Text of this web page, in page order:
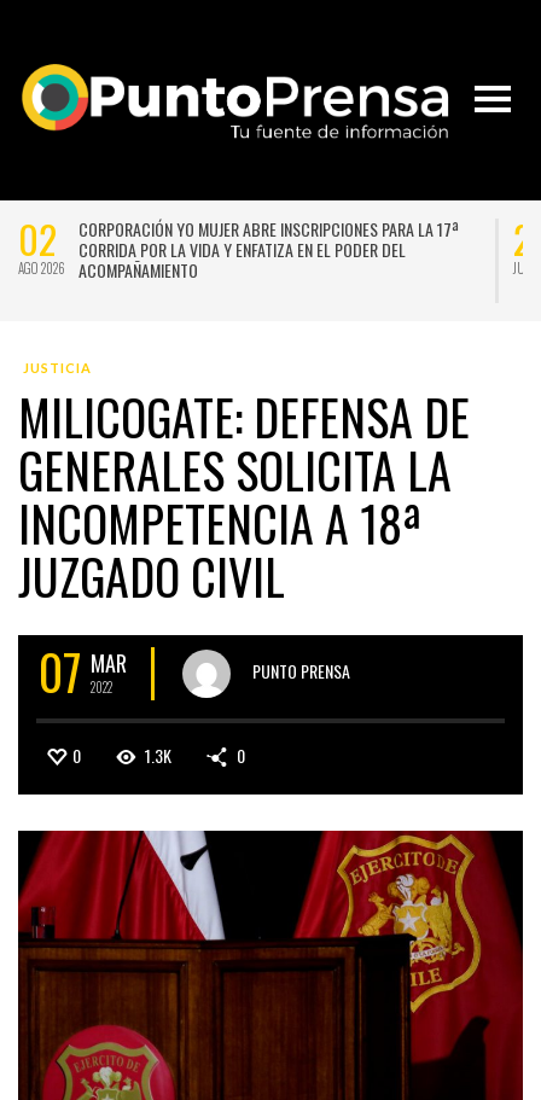
02
AGO 2026
CORPORACIÓN YO MUJER ABRE INSCRIPCIONES PARA LA 17ª
CORRIDA POR LA VIDA Y ENFATIZA EN EL PODER DEL
ACOMPAÑAMIENTO
JUL
JUSTICIA
MILICOGATE: DEFENSA DE
GENERALES SOLICITA LA
INCOMPETENCIA A 18ª
JUZGADO CIVIL
07 MAR
2022
PUNTO PRENSA
0 1.3K 0